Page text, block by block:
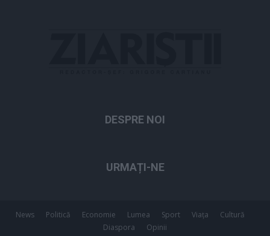
DESPRE NOI
URMAȚI-NE
News Politică Economie Lumea Sport Viața
Cultură
Diaspora
Opinii